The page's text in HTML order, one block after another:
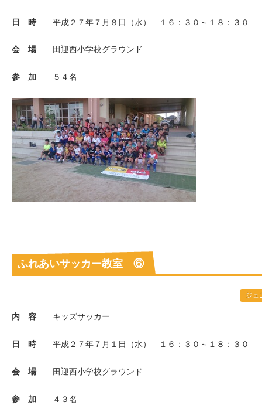
日 時 平成２７年７月８日（水） １６：３０～１８：３０
会 場田迎西小学校グラウンド
参 加 ５４名
ふれあいサッカー教室 ⑥
ジュ
内 容 キッズサッカー
日 時 平成２７年７月１日（水） １６：３０～１８：３０
会 場田迎西小学校グラウンド
参 加 ４３名